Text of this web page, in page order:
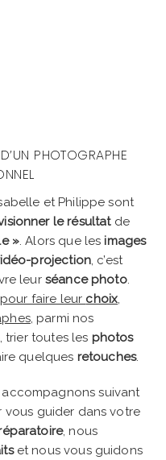
PHOTOGRAPHE
et Philippe sont
le résultatde
». Alors que les images
projection, c’est
leur séance photo.
pour faire leur choix,
, parmi nos
, trier toutes les photos
quelques retouches.
accompagnons suivant
vous guider dans votre
, nous
et nous vous guidons